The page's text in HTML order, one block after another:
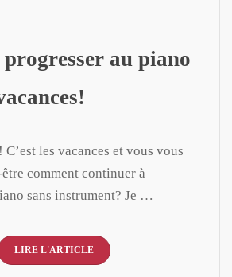
au piano
les vacances et vous vous
comment continuer à
sans instrument? Je …
LIRE L'ARTICLE